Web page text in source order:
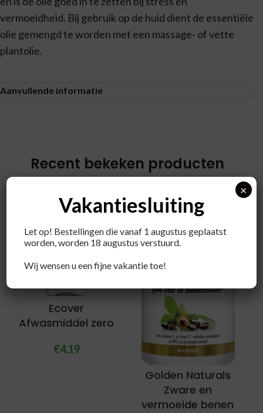
vermoeidheid. Bij gebruik op de huid dient de essentiële
olie gemengd te worden met een massage- of vette
plantolie.
Aanvullende informatie
Recent bekeken producten
Ecover
Afwasmiddel zero
€4,19
Golden Naturals
Zware en
vermoeide benen
Vakantiesluiting
Let op! Bestellingen die vanaf 1 augustus geplaatst
worden, worden 18 augustus verstuurd.
Wij wensen u een fijne vakantie toe!
×